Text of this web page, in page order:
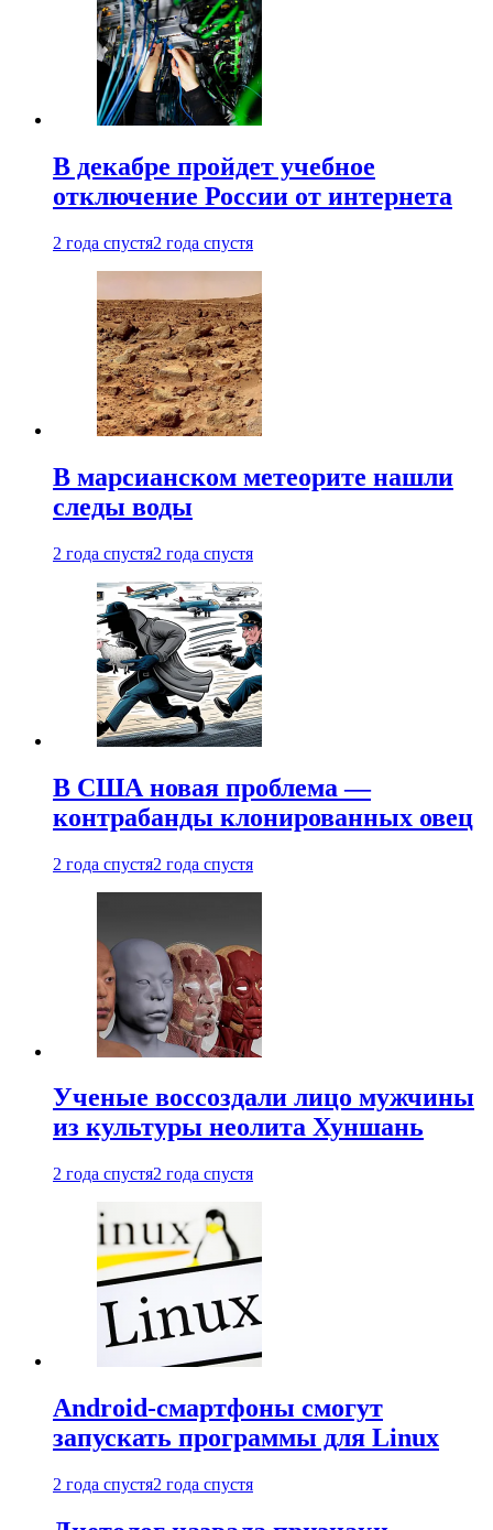
В декабре пройдет учебное
отключение России от интернета
2 года спустя2 года спустя
В марсианском метеорите нашли
следы воды
2 года спустя2 года спустя
В США новая проблема —
контрабанды клонированных овец
2 года спустя2 года спустя
Ученые воссоздали лицо мужчины
из культуры неолита Хуншань
2 года спустя2 года спустя
Android-смартфоны смогут
запускать программы для Linux
2 года спустя2 года спустя